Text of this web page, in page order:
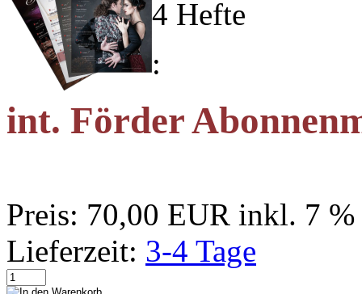
4 Hefte
:
int. Förder
Preis: 70,00 EUR inkl. 7
Lieferzeit: 3-4 Tage